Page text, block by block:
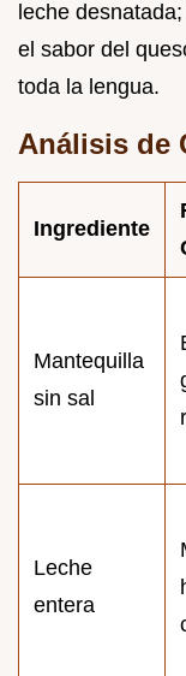
leche
el sabor del
toda la lengua.
Análisis de
Ingrediente
Mantequilla
sin sal
Leche
entera